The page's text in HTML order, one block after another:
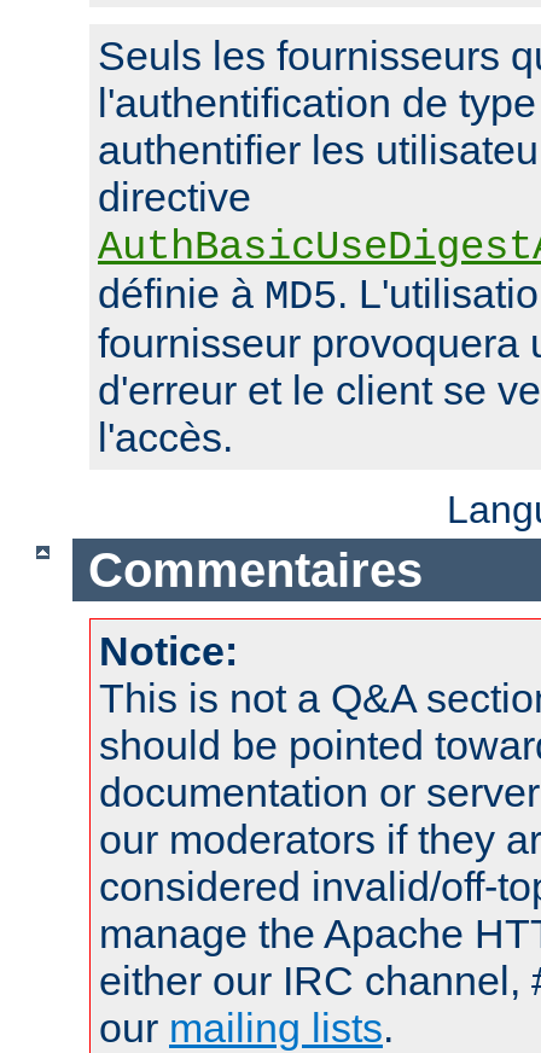
Seuls les fournisseurs
l'authentification de
authentifier les
directive
définie à MD5.
fournisseur provoquera
d'erreur et le client se
l'accès.
Commentaires
Notice:
This is not a Q&A
should be pointed
documentation or
our moderators if they
considered invalid/off-
manage the Apache
either our IRC channel,
our mailing lists.